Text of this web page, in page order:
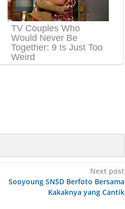
Next post
Sooyoung SNSD Berfoto Bersama
Kakaknya yang Cantik